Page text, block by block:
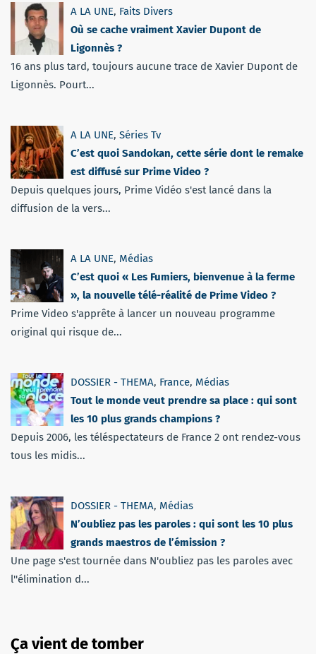
A LA UNE, Faits Divers
Où se cache vraiment Xavier Dupont de
Ligonnès ?
16 ans plus tard, toujours aucune trace de Xavier Dupont de
Ligonnès. Pourt...
A LA UNE, Séries Tv
C’est quoi Sandokan, cette série dont le remake
est diffusé sur Prime Video ?
Depuis quelques jours, Prime Vidéo s'est lancé dans la
diffusion de la vers...
A LA UNE, Médias
C’est quoi « Les Fumiers, bienvenue à la ferme
», la nouvelle télé-réalité de Prime Video ?
Prime Video s'apprête à lancer un nouveau programme
original qui risque de...
DOSSIER - THEMA, France, Médias
Tout le monde veut prendre sa place : qui sont
les 10 plus grands champions ?
Depuis 2006, les téléspectateurs de France 2 ont rendez-vous
tous les midis...
DOSSIER - THEMA, Médias
N’oubliez pas les paroles : qui sont les 10 plus
grands maestros de l’émission ?
Une page s'est tournée dans N'oubliez pas les paroles avec
l''élimination d...
Ça vient de tomber